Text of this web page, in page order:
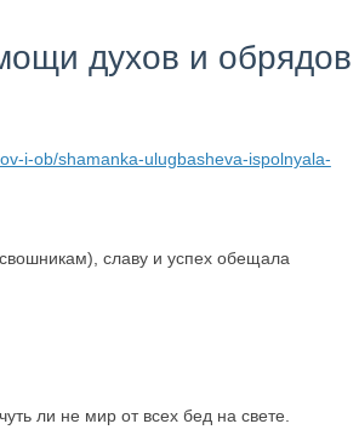
духов и обрядов
i-ob/shamanka-ulugbasheva-ispolnyala-
славу и успех обещала
ли не мир от всех бед на свете.